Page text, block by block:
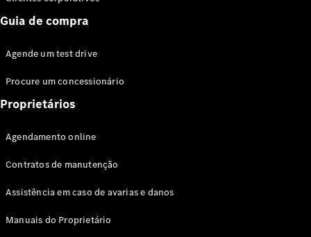
Online
Coupés
Coupés
Mercedes-
Coupé
AMG GT 4
Guia de compra
Agende um test drive
Procure um concessionário
Proprietários
Agendamento online
Contratos de manutenção
Assistência em caso de avarias e danos
Manuais do Proprietário